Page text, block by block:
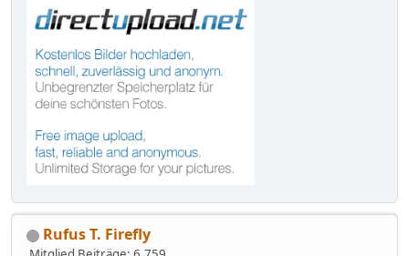
Rufus T. Firefly